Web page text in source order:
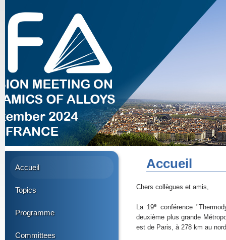
Accueil
Topics
Programme
Committees
Accueil
Chers collègues et amis,
La 19e
conférence
deuxième plus grande
est de Paris, à 278 km au